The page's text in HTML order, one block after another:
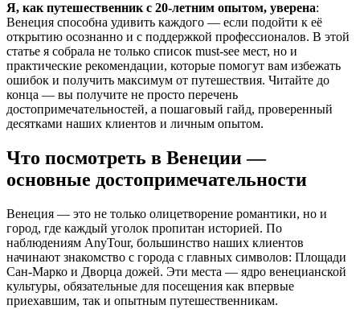
Я, как путешественник с 20-летним опытом, уверена:
Венеция способна удивить каждого — если подойти к её
открытию осознанно и с поддержкой профессионалов. В этой
статье я собрала не только список must-see мест, но и
практические рекомендации, которые помогут вам избежать
ошибок и получить максимум от путешествия. Читайте до
конца — вы получите не просто перечень
достопримечательностей, а пошаговый гайд, проверенный
десятками наших клиентов и личным опытом.
Что посмотреть в Венеции —
основные достопримечательности
Венеция — это не только олицетворение романтики, но и
город, где каждый уголок пропитан историей. По
наблюдениям AnyTour, большинство наших клиентов
начинают знакомство с города с главных символов: Площади
Сан-Марко и Дворца дожей. Эти места — ядро венецианской
культуры, обязательные для посещения как впервые
приехавшим, так и опытным путешественникам.